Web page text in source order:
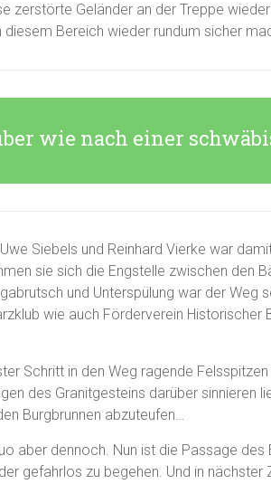
zerstörte Geländer an der Treppe
diesem Bereich wieder rundum sicher
wie nach einer
Siebels und Reinhard Vierke war
sie sich die Engstelle zwischen den
und Unterspülung war der Weg
wie auch Förderverein Historischer
Schritt in den Weg ragende
des Granitgesteins darüber sinnieren
Burgbrunnen abzuteufen…
aber dennoch. Nun ist die Passage
gefahrlos zu begehen. Und in nächster